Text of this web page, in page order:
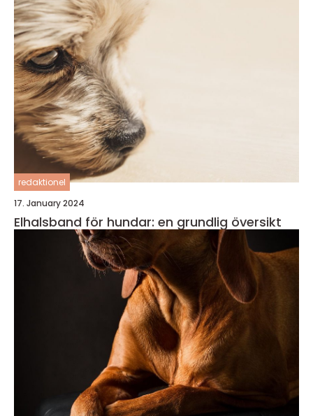
redaktionel
17. January 2024
Elhalsband för hundar: en grundlig översikt